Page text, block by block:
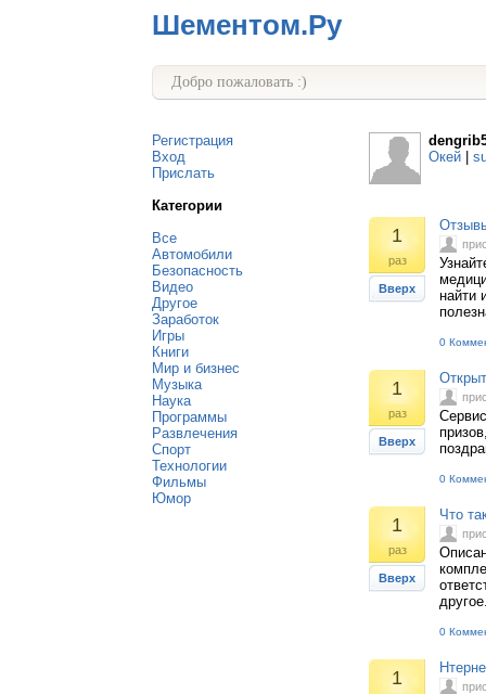
Шементом.Ру
Добро пожаловать :)
Регистрация
Вход
Прислать
Категории
Все
Автомобили
Безопасность
Видео
Другое
Заработок
Игры
Книги
Мир и бизнес
Музыка
Наука
Программы
Развлечения
Спорт
Технологии
Фильмы
Юмор
Окей
1
раз
Вверх
найти
0
1
раз
Вверх
0
1
раз
Вверх
Что
0
1